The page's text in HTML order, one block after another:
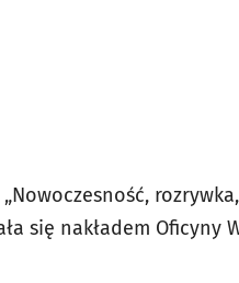
się nakładem Oficyny